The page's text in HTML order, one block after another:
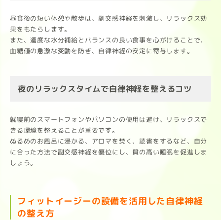
昼食後の短い休憩や散歩は、副交感神経を刺激し、リラックス効
果をもたらします。
また、適度な水分補給とバランスの良い食事を心がけることで、
血糖値の急激な変動を防ぎ、自律神経の安定に寄与します。
夜のリラックスタイムで自律神経を整えるコツ
就寝前のスマートフォンやパソコンの使用は避け、リラックスで
きる環境を整えることが重要です。
ぬるめのお風呂に浸かる、アロマを焚く、読書をするなど、自分
に合った方法で副交感神経を優位にし、質の高い睡眠を促進しま
しょう。
フィットイージーの設備を活用した自律神経
の整え方